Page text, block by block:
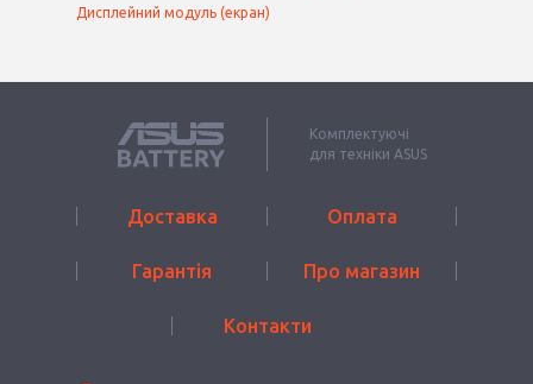
Дисплейний модуль (екран)
Комплектуючі
для техніки ASUS
Доставка Оплата
Гарантія Про магазин
Контакти